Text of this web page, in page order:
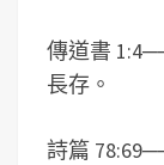
傳道書 1:4
長存。
詩篇 78:69